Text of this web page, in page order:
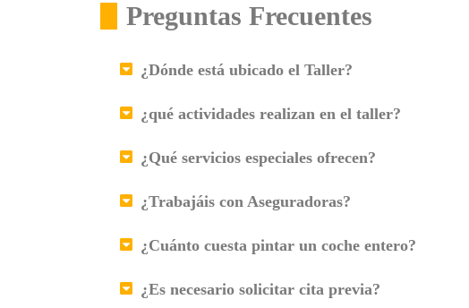
Preguntas Frecuentes
¿Dónde está ubicado el Taller?
¿qué actividades realizan en el taller?
¿Qué servicios especiales ofrecen?
¿Trabajáis con Aseguradoras?
¿Cuánto cuesta pintar un coche entero?
¿Es necesario solicitar cita previa?